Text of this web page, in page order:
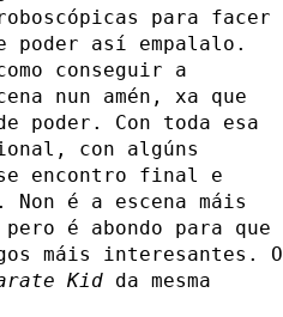
para facer
poder así empalalo.
conseguir a
nun amén, xa que
poder. Con toda esa
con algúns
encontro final e
é a escena máis
é abondo para que
máis interesantes. O
Kid da mesma